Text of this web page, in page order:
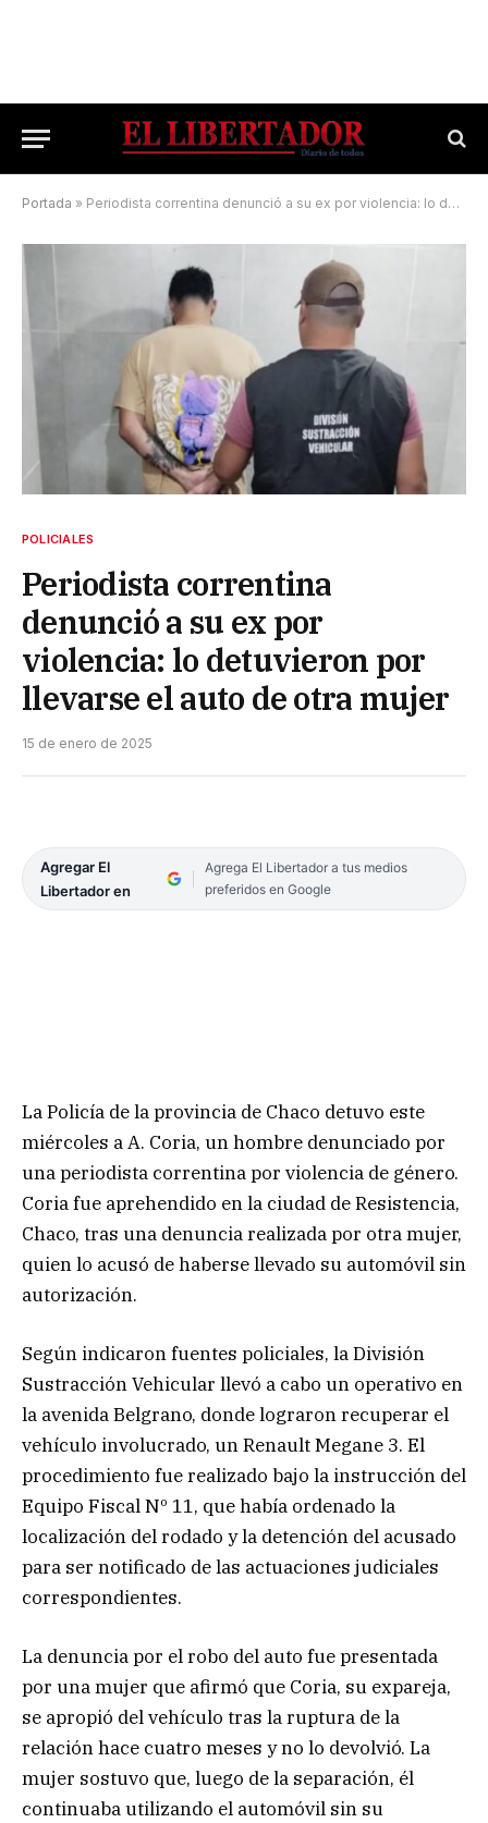
Portada » Periodista correntina denunció a su ex por violencia: lo detuvieron por llevarse el auto de otra mujer
POLICIALES
Periodista correntina
denunció a su ex por
violencia: lo detuvieron por
llevarse el auto de otra mujer
15 de enero de 2025
Agregar El
Libertador en
Agrega El Libertador a tus medios
preferidos en Google
La Policía de la provincia de Chaco detuvo este
miércoles a A. Coria, un hombre denunciado por
una periodista correntina por violencia de género.
Coria fue aprehendido en la ciudad de Resistencia,
Chaco, tras una denuncia realizada por otra mujer,
quien lo acusó de haberse llevado su automóvil sin
autorización.
Según indicaron fuentes policiales, la División
Sustracción Vehicular llevó a cabo un operativo en
la avenida Belgrano, donde lograron recuperar el
vehículo involucrado, un Renault Megane 3. El
procedimiento fue realizado bajo la instrucción del
Equipo Fiscal Nº 11, que había ordenado la
localización del rodado y la detención del acusado
para ser notificado de las actuaciones judiciales
correspondientes.
La denuncia por el robo del auto fue presentada
por una mujer que afirmó que Coria, su expareja,
se apropió del vehículo tras la ruptura de la
relación hace cuatro meses y no lo devolvió. La
mujer sostuvo que, luego de la separación, él
continuaba utilizando el automóvil sin su